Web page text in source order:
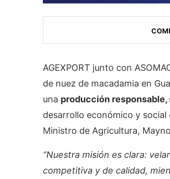
AGEXPORT junto con
de nuez de macadamia en
una producción
desarrollo económico y
Ministro de Agricultura,
“Nuestra misión es clara:
competitiva y de calidad,